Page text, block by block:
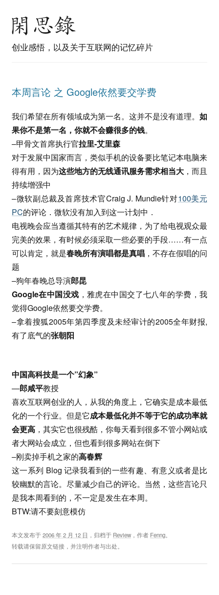
创业感悟，以及关于互联网的记忆碎片
本周言论 之 Google依然要交学费
我们希望在所有领域成为第一名。这并不是没有道理。 如
果你不是第一名，你就不会赚很多的钱。
–甲骨文首席执行官拉里-艾里森
对于发展中国家而言，类似手机的设备要比笔记本电脑来
得有用，因为这些地方的无线通讯服务需求相当大 ，而且
持续增强中
–微软副总裁及首席技术官Craig J. Mundie针对100美元
PC的评论．微软没有加入到这一计划中．
电视晚会应当遵循其特有的艺术规律，为了给电视观众最
完美的效果，有时候必须采取一些必要的手段……有一点
可以肯定，就是春晚所有演唱都是真唱 ，不存在假唱的问
题
–狗年春晚总导演郎昆
Google在中国没戏 ，雅虎在中国交了七八年的学费，我
觉得Google依然要交学费。
–拿着搜狐2005年第四季度及未经审计的2005全年财报,
有了底气的张朝阳
中国高科技是一个”幻象”
—郎咸平教授
喜欢互联网创业的人，从我的角度上，它确实是成本最低
化的一个行业。但是它成本最低化并不等于它的成功率就
会更高 ，其实它也很残酷，你每天看到很多不管小网站或
者大网站会成立，但也看到很多网站在倒下
–刚卖掉手机之家的高春辉
这一系列 Blog 记录我看到的一些有趣、有意义或者是比
较幽默的言论。尽量减少自己的评论。当然，这些言论只
是我本周看到的，不一定是发生在本周。
BTW:请不要刻意模仿
本文发布于2006 年 2 月 12 日 ，归档于 Review ，作者 Fenng。
转载请保留原文链接，并注明作者与出处。